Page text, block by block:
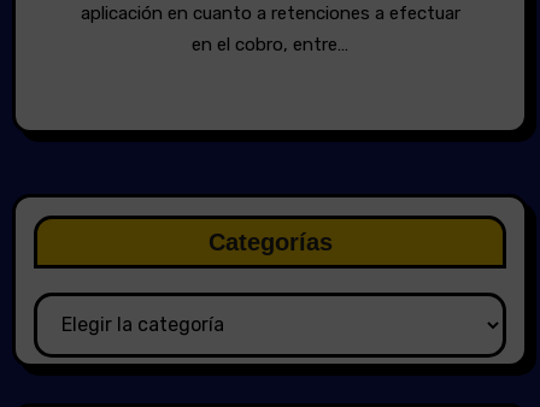
aplicación en cuanto a retenciones a efectuar
en el cobro, entre…
Categorías
Categorías